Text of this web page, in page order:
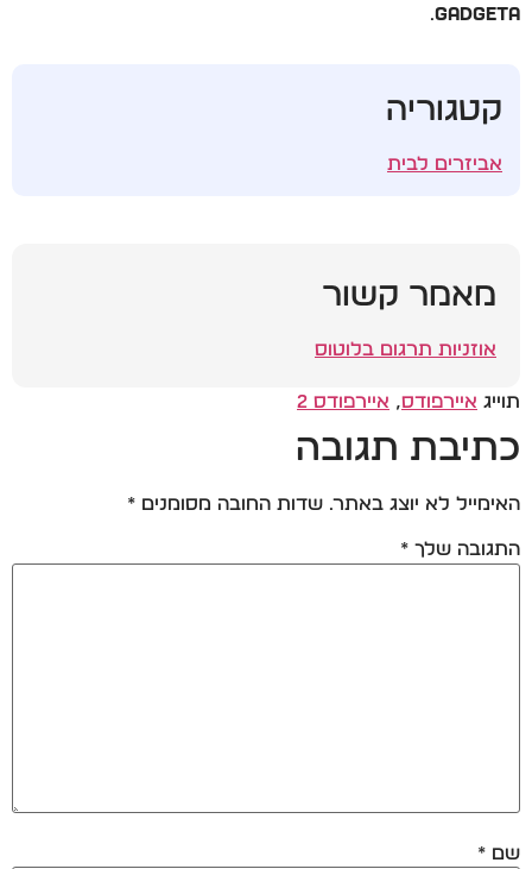
Gadgeta
.
קטגוריה
אביזרים לבית
מאמר קשור
אוזניות תרגום בלוטוס
תוייג איירפודס, איירפודס 2
כתיבת תגובה
האימייל לא יוצג באתר. שדות החובה מסומנים *
התגובה שלך *
שם *